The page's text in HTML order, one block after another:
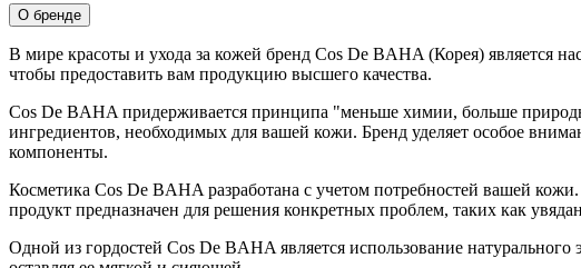
О бренде
В мире красоты и ухода за кожей бренд Cos De BAHA (Корея) является
чтобы предоставить вам продукцию высшего качества.
Cos De BAHA придерживается принципа "меньше химии, больше
ингредиентов, необходимых для вашей кожи. Бренд уделяет особое
компоненты.
Косметика Cos De BAHA разработана с учетом потребностей вашей
продукт предназначен для решения конкретных проблем, таких как
Одной из гордостей Cos De BAHA является использование